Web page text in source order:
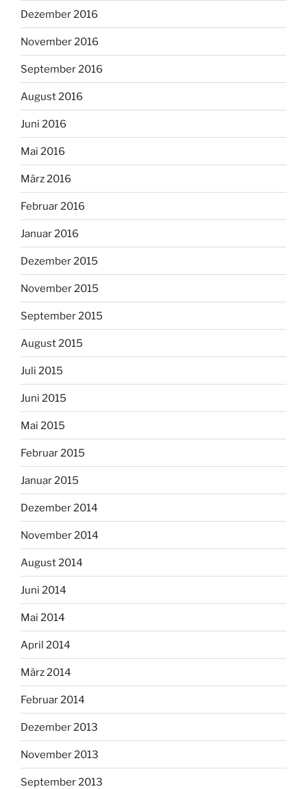
Dezember 2016
November 2016
September 2016
August 2016
Juni 2016
Mai 2016
März 2016
Februar 2016
Januar 2016
Dezember 2015
November 2015
September 2015
August 2015
Juli 2015
Juni 2015
Mai 2015
Februar 2015
Januar 2015
Dezember 2014
November 2014
August 2014
Juni 2014
Mai 2014
April 2014
März 2014
Februar 2014
Dezember 2013
November 2013
September 2013